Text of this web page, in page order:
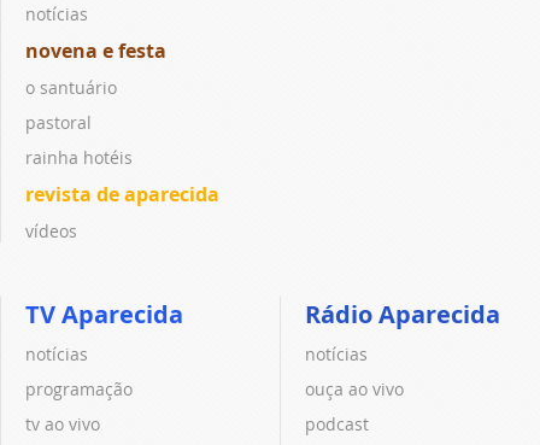
notícias
novena e festa
o santuário
pastoral
rainha hotéis
revista de aparecida
vídeos
TV Aparecida
notícias
programação
tv ao vivo
Rádio Aparecida
notícias
ouça ao vivo
podcast